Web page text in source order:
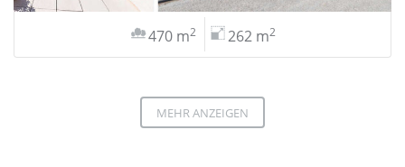
470 m2 262 m2
MEHR ANZEIGEN